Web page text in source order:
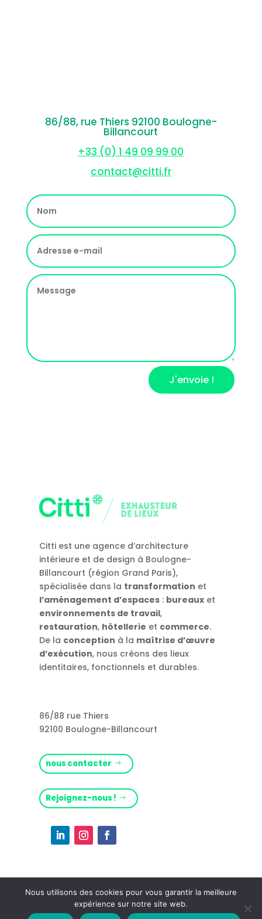
86/88, rue Thiers 92100 Boulogne-
Billancourt
+33 (0) 1 49 09 99 00
contact@citti.fr
J'envoie !
Citti est une agence d’architecture
intérieure et de design à Boulogne-
Billancourt (région Grand Paris),
spécialisée dans la transformation et
l’aménagement d’espaces : bureaux et
environnements de travail,
restauration, hôtellerie et commerce.
De la conception à la maîtrise d’œuvre
d’exécution, nous créons des lieux
identitaires, fonctionnels et durables.
86/88 rue Thiers
92100 Boulogne-Billancourt
nous contacter
Rejoignez-nous !
Nous utilisons des cookies pour vous garantir la meilleure
expérience sur notre site web.